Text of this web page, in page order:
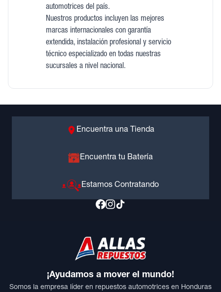
automotrices del país.
Nuestros productos incluyen las mejores
marcas internacionales con garantía
extendida, instalación profesional y servicio
técnico especializado en todas nuestras
sucursales a nivel nacional.
Encuentra una Tienda
Encuentra tu Batería
Estamos Contratando
¡Ayudamos a mover el mundo!
Somos la empresa líder en repuestos automotrices en Honduras